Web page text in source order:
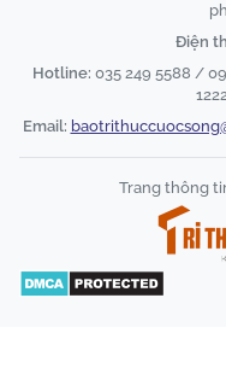
Điện
Hotline: 035 249 5588 /
Email:
Trang thông